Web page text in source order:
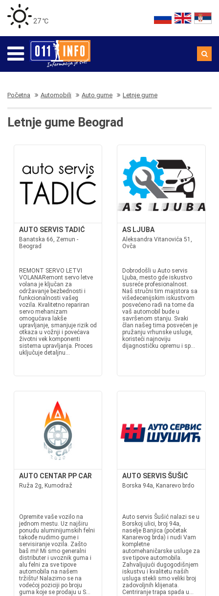
27 ℃
Početna Automobili Auto gume Letnje gume
Letnje gume Beograd
AUTO SERVIS TADIĆ
Banatska 66, Zemun -
Beograd
REMONT SERVO LETVI
VOLANARemont servo letve
volana je ključan za
održavanje bezbednosti i
funkcionalnosti vašeg
vozila. Kvalitetno repariran
servo mehanizam
omogućava lakše
upravljanje, smanjuje rizik od
otkaza u vožnji i povećava
životni vek komponenti
sistema upravljanja. Proces
uključuje detaljnu...
AS LJUBA
Aleksandra Vitanovića 51,
Ovča
Dobrodošli u Auto servis
Ljuba, mesto gde iskustvo
susreće profesionalnost.
Naš stručni tim majstora sa
višedecenijskim iskustvom
posvećeno radi na tome da
vaš automobil bude u
savršenom stanju. Svaki
član našeg tima posvećen je
pružanju vrhunske usluge,
koristeći najnoviju
dijagnostičku opremu i sp...
AUTO CENTAR PP CAR
Ruža 2g, Kumodraž
Opremite vaše vozilo na
jednom mestu. Uz najširu
ponudu aluminijumskih felni
takođe nudimo gume i
servisiranje vozila. Zašto
baš mi! Mi smo generalni
distributer i uvoznik guma i
alu felni za sve tipove
automobila na našem
tržištu! Nalazimo se na
vodećoj poziciji po broju
guma koje se prodaju u S...
AUTO SERVIS ŠUŠIĆ
Borska 94a, Kanarevo brdo
Auto servis Šušić nalazi se u
Borskoj ulici, broj 94a,
naselje Banjica (početak
Kanarevog brda) i nudi Vam
kompletne
automehaničarske usluge za
sve tipove automobila.
Zahvaljujući dugogodišnjem
iskustvu i kvalitetu naših
usluga stekli smo veliki broj
zadovoljnih klijenata.
Centriranje trapa spada u...